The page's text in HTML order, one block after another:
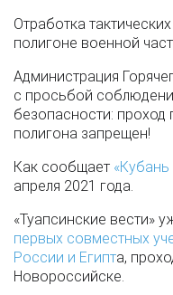
Отработка
полигоне военной
Администрация
с просьбой
безопасности: проход
полигона запрещен!
Как сообщает «Кубань
апреля 2021 года.
«Туапсинские вести»
первых совместных
России и Египта,
Новороссийске.